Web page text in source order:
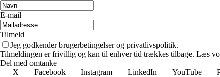
E-mail
Tilmeld
Jeg godkender brugerbetingelser og privatlivspolitik.
Tilmeldingen er frivillig og kan til enhver tid trækkes tilbage. Læs
Del med omtanke
X
Facebook Instagram LinkedIn YouTube